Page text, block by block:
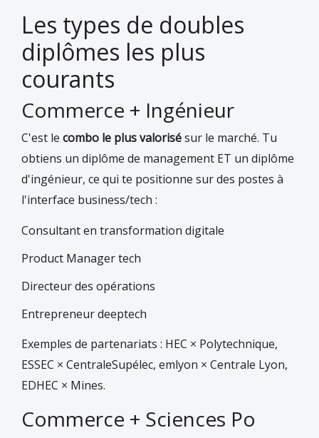
Les types de doubles
diplômes les plus
courants
Commerce + Ingénieur
C'est le combo le plus valorisésur le marché. Tu
obtiens un diplôme de management ET un diplôme
d'ingénieur, ce qui te positionne sur des postes à
l'interface business/tech :
Consultant en transformation digitale
Product Manager tech
Directeur des opérations
Entrepreneur deeptech
Exemples de partenariats : HEC × Polytechnique,
ESSEC × CentraleSupélec, emlyon × Centrale Lyon,
EDHEC × Mines.
Commerce + Sciences Po